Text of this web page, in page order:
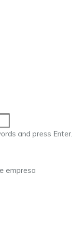
and press Enter.
empresa